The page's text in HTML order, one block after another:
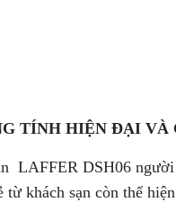
TÍNH HIỆN ĐẠI VÀ
LAFFER DSH06
từ khách sạn còn thể